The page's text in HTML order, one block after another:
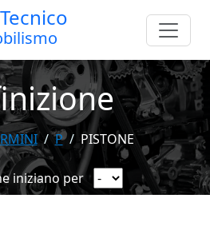
P PISTONE
iniziano per